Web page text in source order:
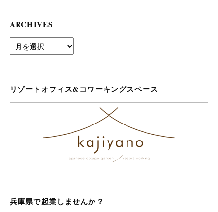
ARCHIVES
archives
リゾートオフィス&コワーキングスペース
兵庫県で起業しませんか？